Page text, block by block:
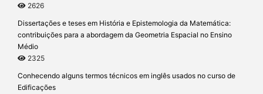
2626
Dissertações e teses em História e Epistemologia da Matemática:
contribuições para a abordagem da Geometria Espacial no Ensino
Médio
2325
Conhecendo alguns termos técnicos em inglês usados no curso de
Edificações